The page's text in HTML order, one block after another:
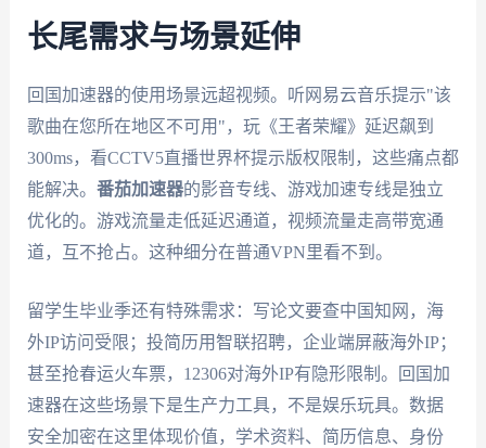
长尾需求与场景延伸
回国加速器的使用场景远超视频。听网易云音乐提示"该
歌曲在您所在地区不可用"，玩《王者荣耀》延迟飙到
300ms，看CCTV5直播世界杯提示版权限制，这些痛点都
能解决。 番茄加速器的影音专线、游戏加速专线是独立
优化的。游戏流量走低延迟通道，视频流量走高带宽通
道，互不抢占。这种细分在普通VPN里看不到。
留学生毕业季还有特殊需求：写论文要查中国知网，海
外IP访问受限；投简历用智联招聘，企业端屏蔽海外IP；
甚至抢春运火车票，12306对海外IP有隐形限制。回国加
速器在这些场景下是生产力工具，不是娱乐玩具。数据
安全加密在这里体现价值，学术资料、简历信息、身份